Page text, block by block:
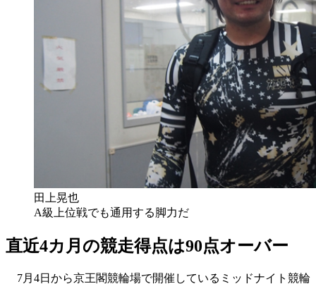
田上晃也
A級上位戦でも通用する脚力だ
直近4カ月の競走得点は90点オーバー
7月4日から京王閣競輪場で開催しているミッドナイト競輪